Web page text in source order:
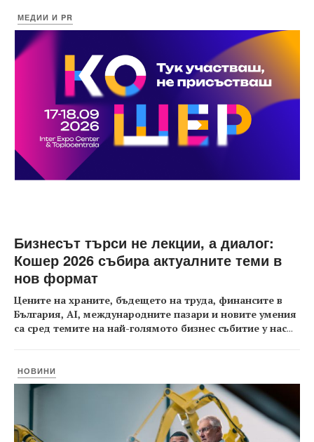
МЕДИИ И PR
Бизнесът търси не лекции, а диалог:
Кошер 2026 събира актуалните теми в
нов формат
Цените на храните, бъдещето на труда, финансите в
България, AI, международните пазари и новите умения
са сред темите на най-голямото бизнес събитие у нас...
НОВИНИ